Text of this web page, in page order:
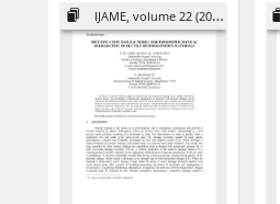
IJAME, volume 22 (2017)